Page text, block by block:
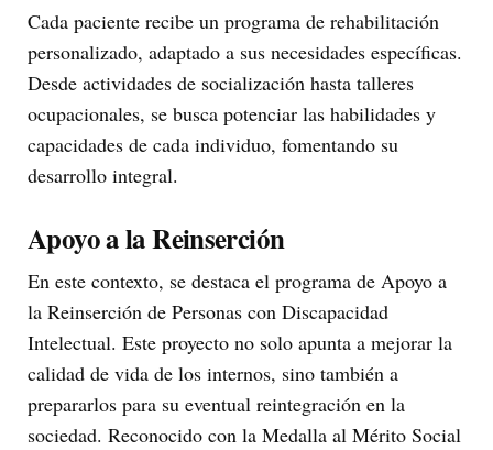
Cada paciente recibe un programa de rehabilitación
personalizado, adaptado a sus necesidades específicas.
Desde actividades de socialización hasta talleres
ocupacionales, se busca potenciar las habilidades y
capacidades de cada individuo, fomentando su
desarrollo integral.
Apoyo a la Reinserción
En este contexto, se destaca el programa de Apoyo a
la Reinserción de Personas con Discapacidad
Intelectual. Este proyecto no solo apunta a mejorar la
calidad de vida de los internos, sino también a
prepararlos para su eventual reintegración en la
sociedad. Reconocido con la Medalla al Mérito Social